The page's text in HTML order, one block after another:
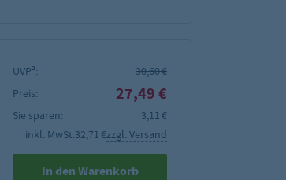
UVP²:
30,60 €
Preis:
27,49 €
Sie sparen:
3,11 €
inkl. MwSt.32,71 €zzgl. Versand
In den Warenkorb